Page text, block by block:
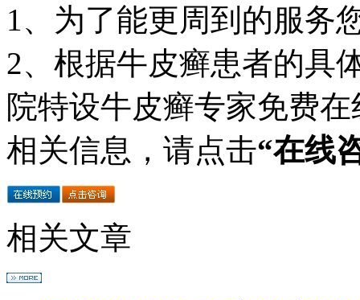
1、为了能更周到的服务
2、根据牛皮癣患者的具
院特设牛皮癣专家免费
相关信息，请点击“在线
相关文章